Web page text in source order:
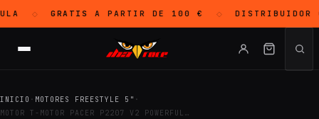
◇ GRATISA PARTIR DE 100 € ◇
INICIO · MOTORES FREESTYLE 5" ·
MOTOR T-MOTOR PACER P2207 V2 POWERFUL…